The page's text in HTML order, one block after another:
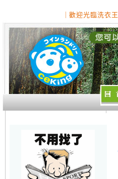
歡迎光臨洗衣王